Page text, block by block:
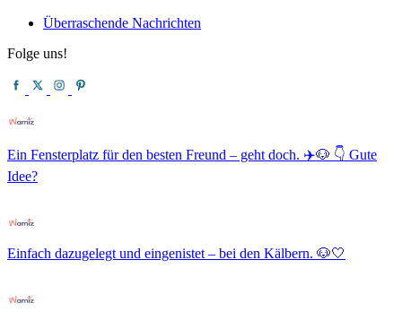
Überraschende Nachrichten
Folge uns!
Ein Fensterplatz für den besten Freund – geht doch. ✈️🐶 👇 Gute
Idee?
Einfach dazugelegt und eingenistet – bei den Kälbern. 🐶🤍